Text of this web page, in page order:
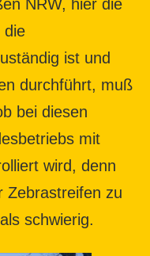
NRW, hier die
die
ist und
durchführt, muß
bei diesen
mit
wird, denn
Zebrastreifen zu
schwierig.